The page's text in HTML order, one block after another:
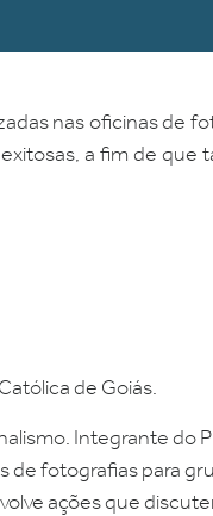
nas oficinas de
a fim de que
de Goiás.
Integrante do
de fotografias para
ações que